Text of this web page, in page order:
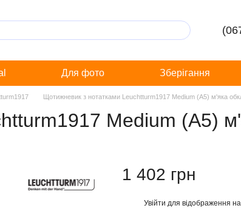
Для фото Зберігання
Щотижневик з нотатками Leuchtturm1917 Medium (A5) м'яка
Medium (A5)
1 402 грн
Увійти для відображення